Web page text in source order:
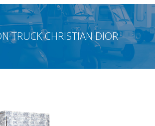
TRUCK CHRISTIAN DIOR